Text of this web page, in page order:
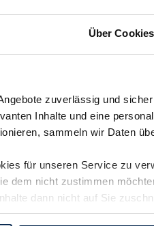
Über Cookies
zuverlässig und
Inhalte und eine
sammeln wir Daten
für unseren Service zu
dem nicht zustimmen
dann nicht auf Sie
die Einstellungen jederzeit